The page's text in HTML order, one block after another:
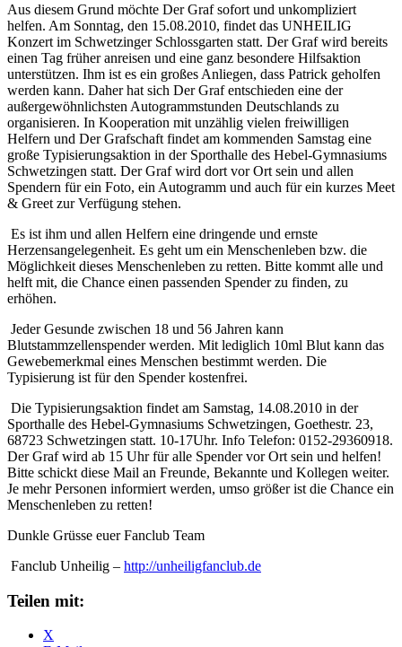
Aus diesem Grund möchte Der Graf sofort und unkompliziert
helfen. Am Sonntag, den 15.08.2010, findet das UNHEILIG
Konzert im Schwetzinger Schlossgarten statt. Der Graf wird bereits
einen Tag früher anreisen und eine ganz besondere Hilfsaktion
unterstützen. Ihm ist es ein großes Anliegen, dass Patrick geholfen
werden kann. Daher hat sich Der Graf entschieden eine der
außergewöhnlichsten Autogrammstunden Deutschlands zu
organisieren. In Kooperation mit unzählig vielen freiwilligen
Helfern und Der Grafschaft findet am kommenden Samstag eine
große Typisierungsaktion in der Sporthalle des Hebel-Gymnasiums
Schwetzingen statt. Der Graf wird dort vor Ort sein und allen
Spendern für ein Foto, ein Autogramm und auch für ein kurzes Meet
& Greet zur Verfügung stehen.
Es ist ihm und allen Helfern eine dringende und ernste
Herzensangelegenheit. Es geht um ein Menschenleben bzw. die
Möglichkeit dieses Menschenleben zu retten. Bitte kommt alle und
helft mit, die Chance einen passenden Spender zu finden, zu
erhöhen.
Jeder Gesunde zwischen 18 und 56 Jahren kann
Blutstammzellenspender werden. Mit lediglich 10ml Blut kann das
Gewebemerkmal eines Menschen bestimmt werden. Die
Typisierung ist für den Spender kostenfrei.
Die Typisierungsaktion findet am Samstag, 14.08.2010 in der
Sporthalle des Hebel-Gymnasiums Schwetzingen, Goethestr. 23,
68723 Schwetzingen statt. 10-17Uhr. Info Telefon: 0152-29360918.
Der Graf wird ab 15 Uhr für alle Spender vor Ort sein und helfen!
Bitte schickt diese Mail an Freunde, Bekannte und Kollegen weiter.
Je mehr Personen informiert werden, umso größer ist die Chance ein
Menschenleben zu retten!
Dunkle Grüsse euer Fanclub Team
Fanclub Unheilig – http://unheiligfanclub.de
Teilen mit:
X